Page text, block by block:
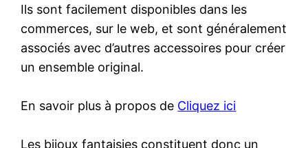
Ils sont facilement disponibles dans les
commerces, sur le web, et sont généralement
associés avec d’autres accessoires pour créer
un ensemble original.
En savoir plus à propos de Cliquez ici
Les bijoux fantaisies constituent donc un